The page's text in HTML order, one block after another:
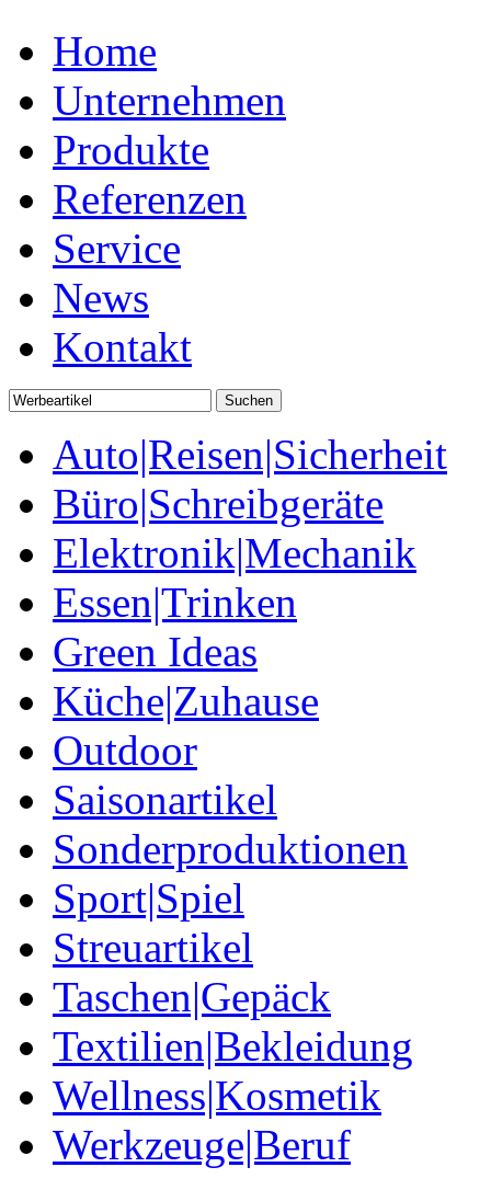
Home
Unternehmen
Produkte
Referenzen
Service
News
Kontakt
Auto|Reisen|Sicherheit
Büro|Schreibgeräte
Elektronik|Mechanik
Essen|Trinken
Green Ideas
Küche|Zuhause
Outdoor
Saisonartikel
Sonderproduktionen
Sport|Spiel
Streuartikel
Taschen|Gepäck
Textilien|Bekleidung
Wellness|Kosmetik
Werkzeuge|Beruf